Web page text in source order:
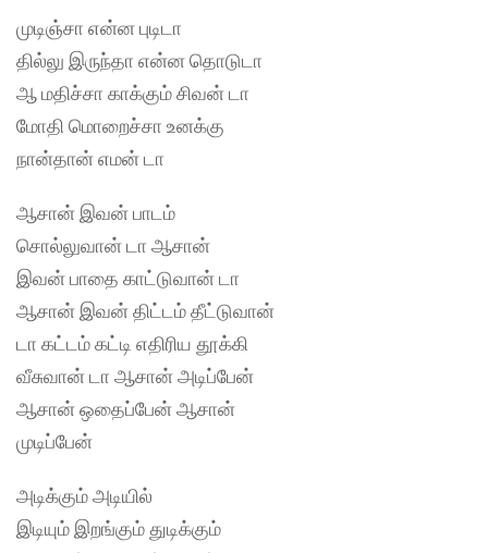
முடிஞ்சா என்ன புடிடா
தில்லு இருந்தா என்ன தொடுடா
ஆ மதிச்சா காக்கும் சிவன் டா
மோதி மொறைச்சா உனக்கு
நான்தான் எமன் டா
ஆசான் இவன் பாடம்
சொல்லுவான் டா ஆசான்
இவன் பாதை காட்டுவான் டா
ஆசான் இவன் திட்டம் தீட்டுவான்
டா கட்டம் கட்டி எதிரிய தூக்கி
வீசுவான் டா ஆசான் அடிப்பேன்
ஆசான் ஒதைப்பேன் ஆசான்
முடிப்பேன்
அடிக்கும் அடியில்
இடியும் இறங்கும் துடிக்கும்